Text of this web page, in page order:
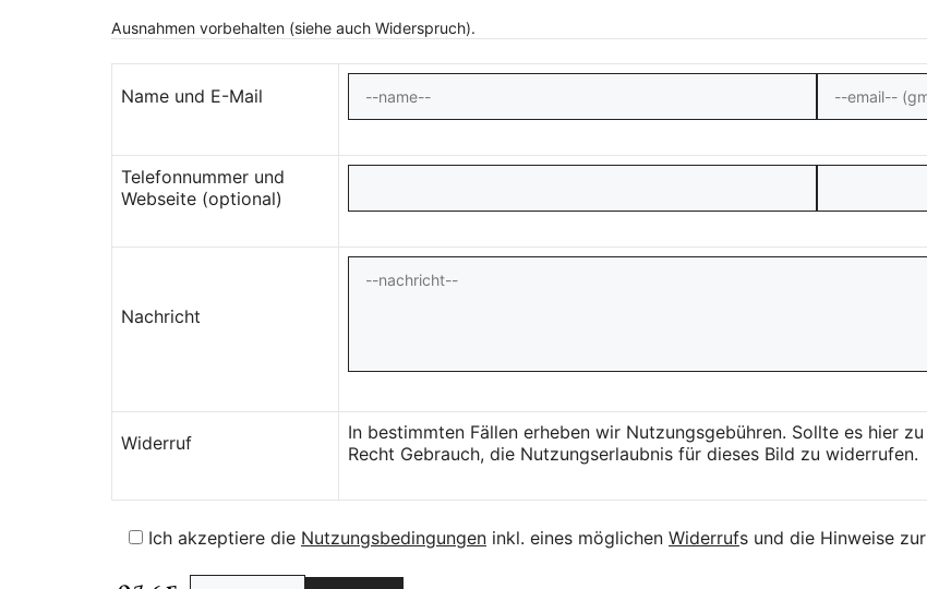
Ausnahmen vorbehalten (siehe auch Widerspruch).
Name und E-Mail
Telefonnummer und
Webseite (optional)
Nachricht
Widerruf
In bestimmten Fällen erheben wir Nutzungsgebühren. Sollte es hier
Recht Gebrauch, die Nutzungserlaubnis für dieses Bild zu widerrufen.
Ich akzeptiere die Nutzungsbedingungen inkl. eines möglichen Widerrufs und die Hinweise zur